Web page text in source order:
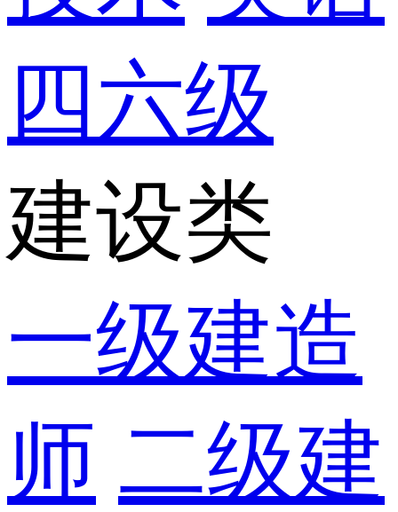
四六级
建设类
一级建造
师 二级建